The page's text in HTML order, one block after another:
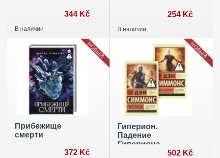
344 Kč
В наличии
254 Kč
В наличии
Прибежище
смерти
372 Kč
НОВЫЙ
Гиперион.
Падение
Гипериона
(комплект из 2-х502 Kč
НОВЫЙ